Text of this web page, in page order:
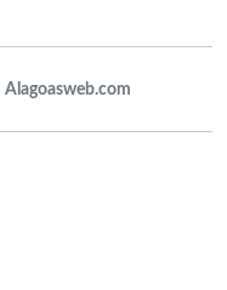
Alagoasweb.com